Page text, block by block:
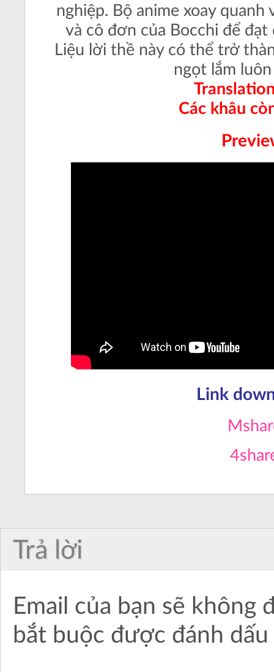
nghiệp. Bộ anime xoay
và cô đơn của Bocchi để
Liệu lời thề này có thể trở
ngọt lắm
Các khâu
Link
Trả lời
Email của bạn sẽ
bắt buộc được đánh dấu